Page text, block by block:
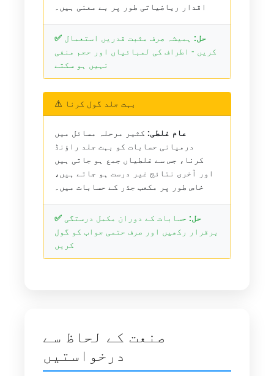
اقدار ریاضیاتی طور پر بے معنی ہیں۔
✅ حل: ہمیشہ صرف مثبت قدریں استعمال
کریں - اطراف کی لمبائیاں اور حجم منفی
نہیں ہو سکتے
⚠️ بہت جلد گول کرنا
عام غلطی: کثیر مرحلہ مسائل میں
درمیانی حسابات کو بہت جلد راؤنڈ
کرنا، جس سے غلطیاں جمع ہو جاتی ہیں
اور آخری نتائج غیر درست ہو جاتے ہیں،
خاص طور پر مکعب جذر کے حسابات میں۔
✅ حل: حسابات کے دوران مکمل درستگی
برقرار رکھیں اور صرف حتمی جواب کو گول
کریں
صنعت کے لحاظ سے
درخواستیں